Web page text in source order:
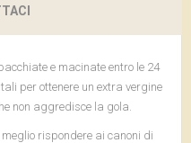
e macinate entro le 24
per ottenere un extra vergine
non aggredisce la gola.
rispondere ai canoni di